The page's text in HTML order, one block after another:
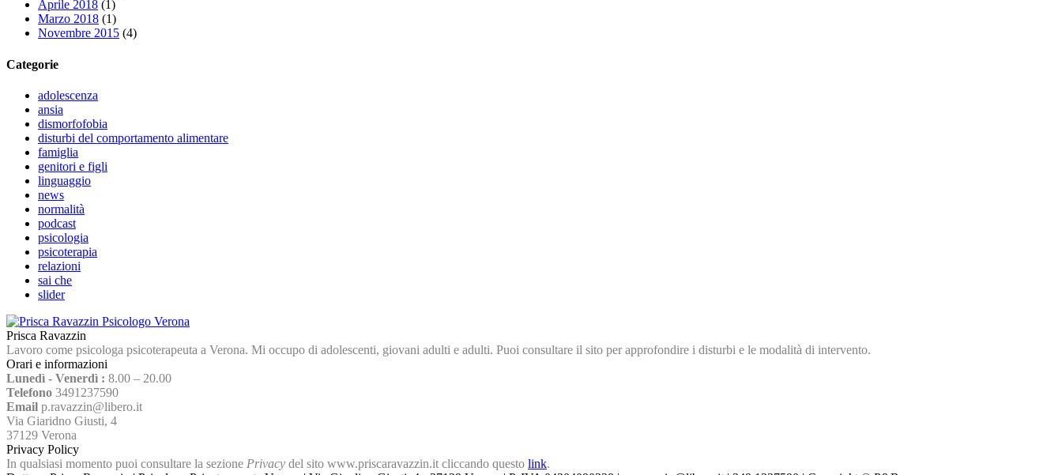
Aprile 2018 (1)
Marzo 2018 (1)
Novembre 2015 (4)
Categorie
adolescenza
ansia
dismorfofobia
disturbi del comportamento alimentare
famiglia
genitori e figli
linguaggio
news
normalità
podcast
psicologia
psicoterapia
relazioni
sai che
slider
Prisca Ravazzin
Lavoro come psicologa psicoterapeuta a Verona. Mi occupo di adolescenti, giovani adulti e adulti. Puoi consultare il sito per approfondire i disturbi e le modalità di intervento.
Orari e informazioni
Lunedì - Venerdì : 8.00 – 20.00
Telefono 3491237590
Email p.ravazzin@libero.it
Via Giaridno Giusti, 4
37129 Verona
Privacy Policy
In qualsiasi momento puoi consultare la sezione Privacy del sito www.priscaravazzin.it cliccando questo link.